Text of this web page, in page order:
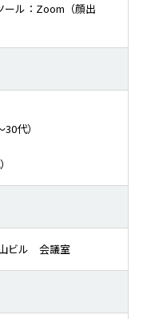
ル：Zoom（顔出
代）
山ビル 会議室